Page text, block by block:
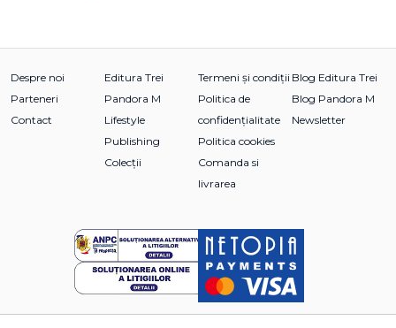
Despre noi
Parteneri
Contact
Editura Trei
Pandora M
Lifestyle
Publishing
Colecții
Termeni și condiții
Politica de
confidențialitate
Politica cookies
Comanda si
livrarea
Blog Editura Trei
Blog Pandora M
Newsletter